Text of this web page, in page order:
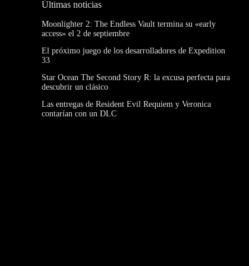
Últimas noticias
Moonlighter 2: The Endless Vault termina su «early
access» el 2 de septiembre
El próximo juego de los desarrolladores de Expedition
33
Star Ocean The Second Story R: la excusa perfecta para
descubrir un clásico
Las entregas de Resident Evil Requiem y Veronica
contarían con un DLC